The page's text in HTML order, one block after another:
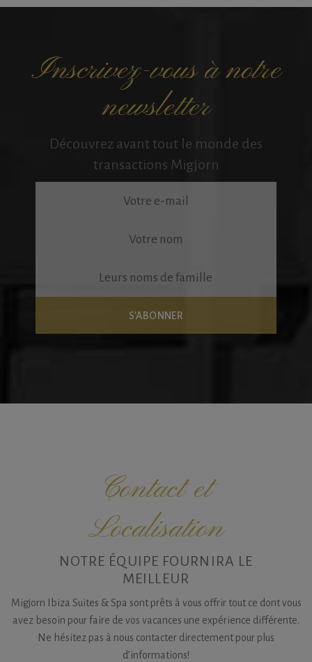
Inscrivez-vous à notre
newsletter
Découvrez avant tout le monde des
transactions Migjorn
Contact et
Localisation
NOTRE ÉQUIPE FOURNIRA LE
MEILLEUR
Migjorn Ibiza Suites & Spa sont prêts à vous offrir tout ce dont vous
avez besoin pour faire de vos vacances une expérience différente.
Ne hésitez pas à nous contacter directement pour plus
d’informations!